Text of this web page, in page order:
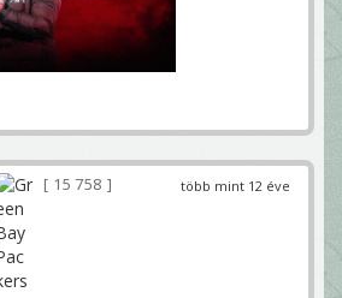
több mint 12 éve
15 758